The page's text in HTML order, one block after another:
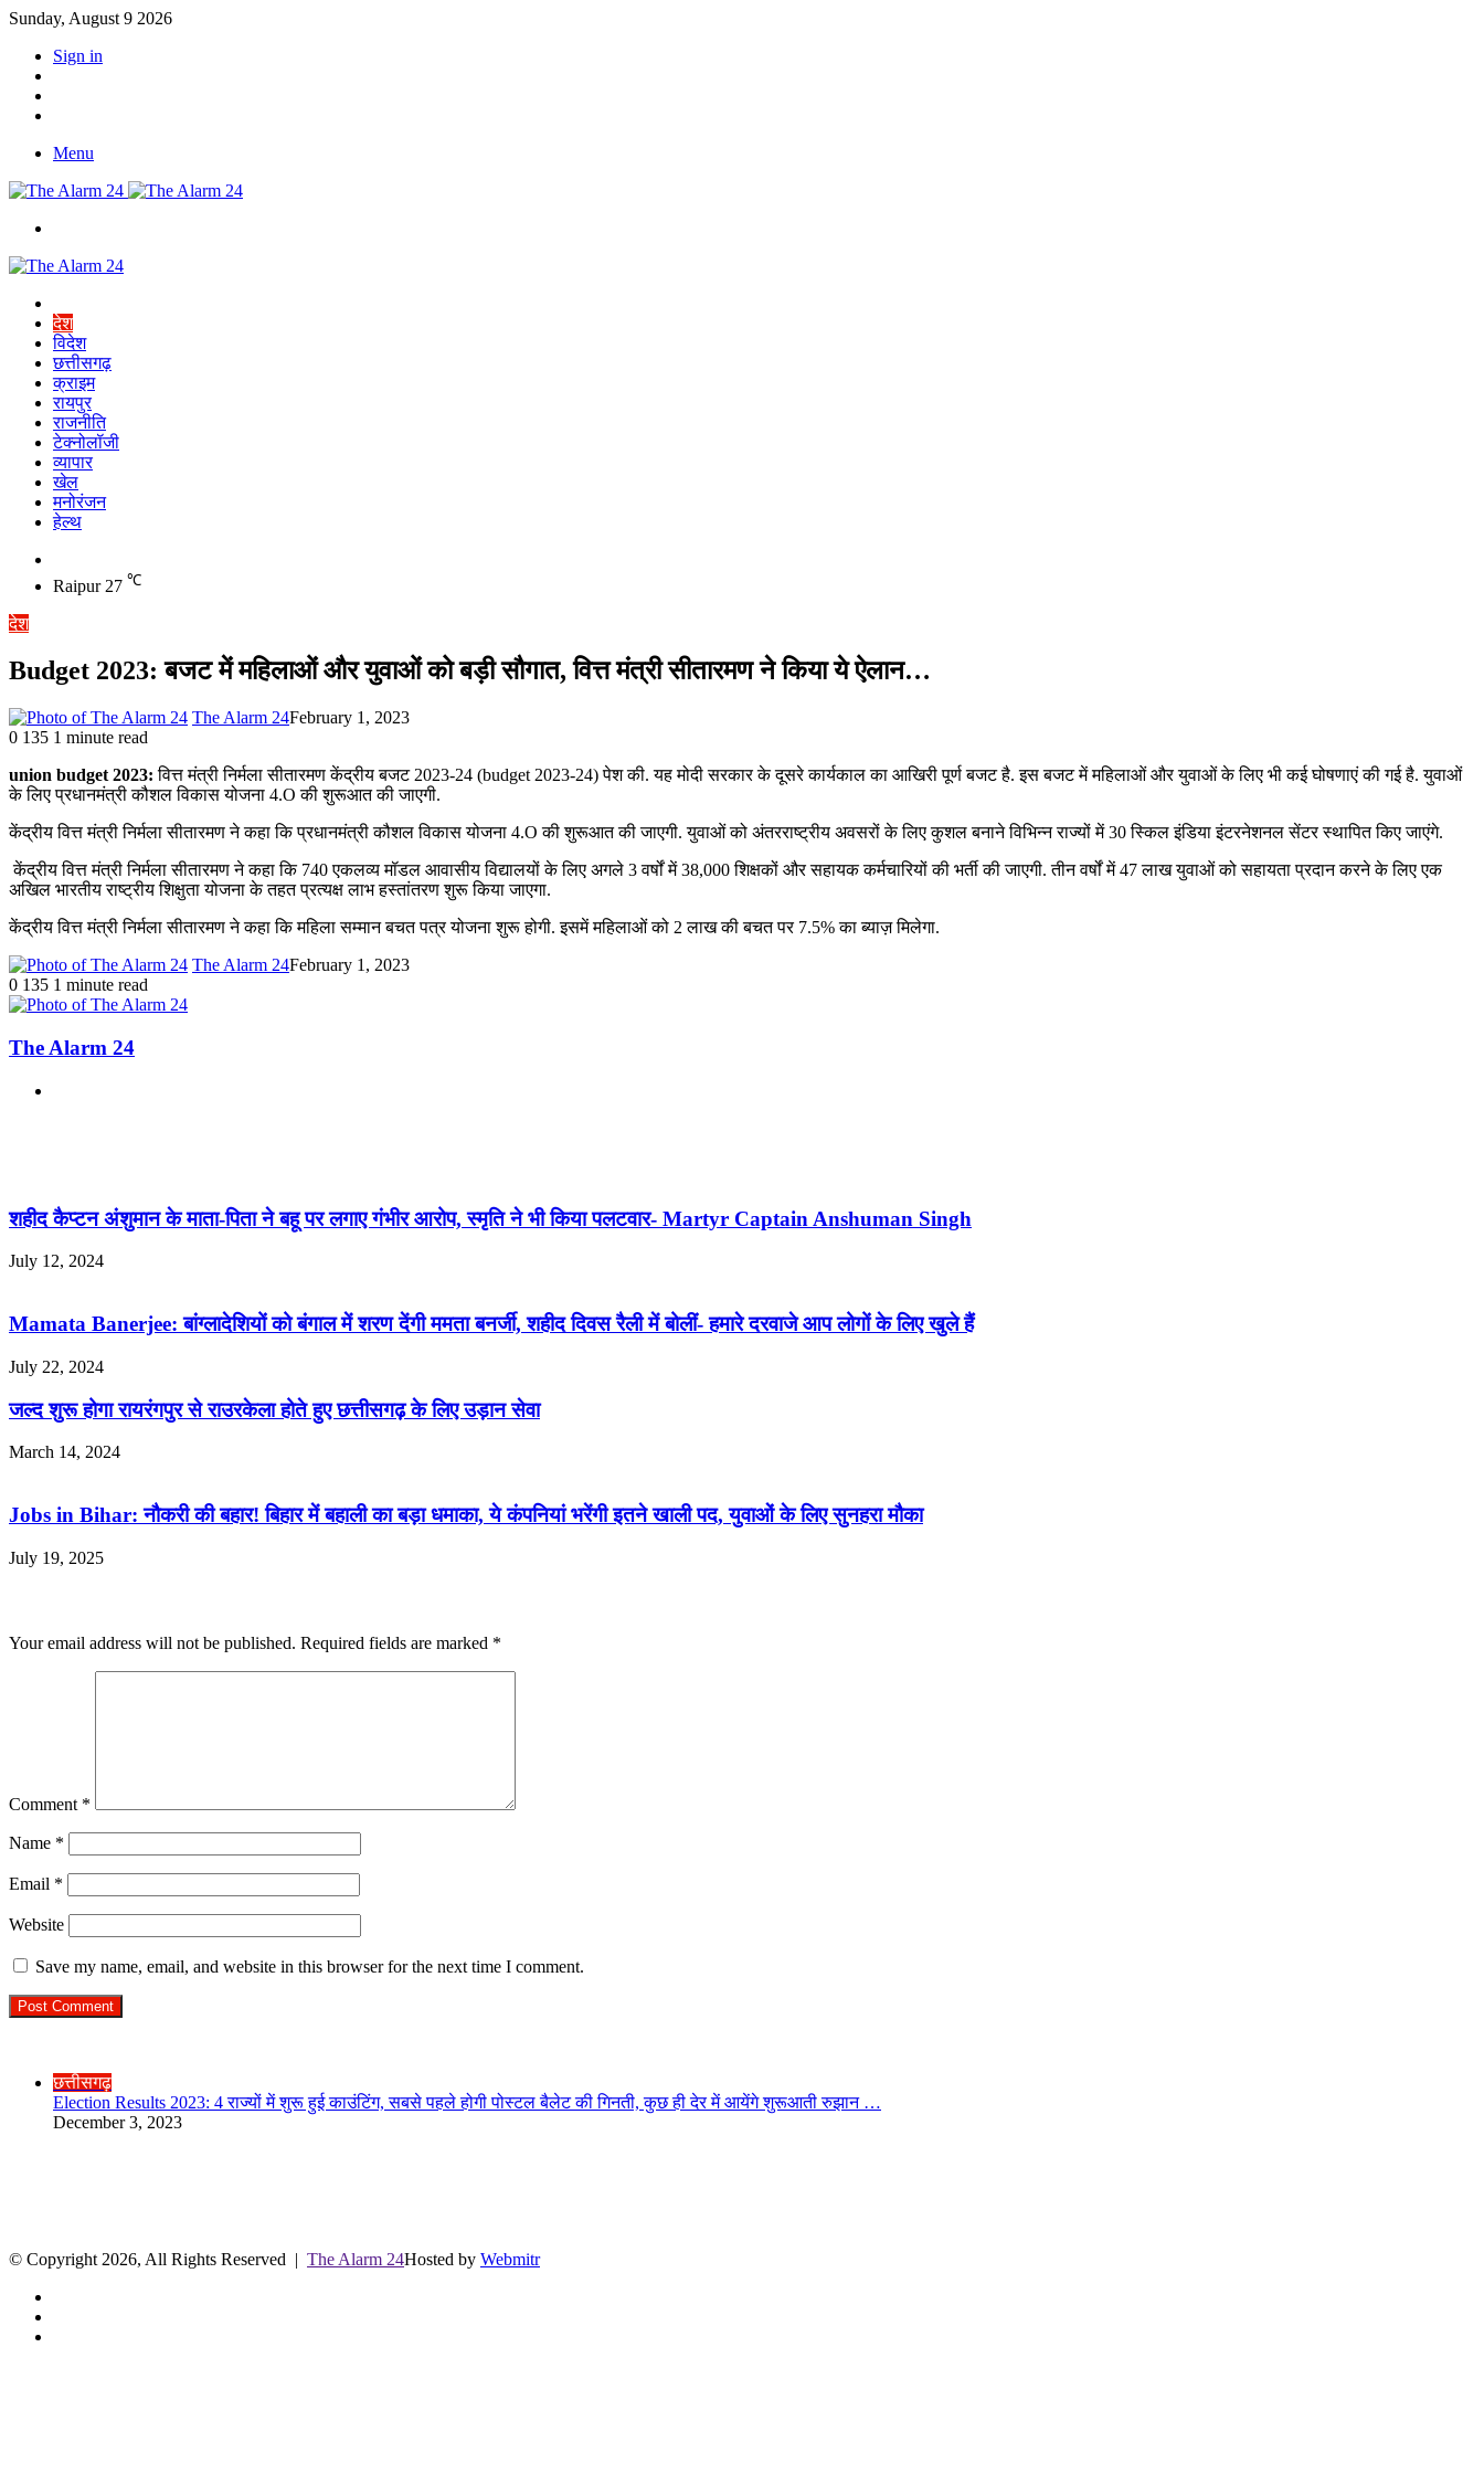
Sunday, August 9 2026
Sign in
Menu
देश
विदेश
छत्तीसगढ़
क्राइम
रायपुर
राजनीति
टेक्नोलॉजी
व्यापार
खेल
मनोरंजन
हेल्थ
skin
Raipur 27 ℃
देश
Budget 2023: बजट में महिलाओं और युवाओं को बड़ी सौगात, वित्त मंत्री सीतारमण ने किया ये ऐलान…
The Alarm 24February 1, 2023
0 135 1 minute read
union budget 2023:वित्त मंत्री निर्मला सीतारमण केंद्रीय बजट 2023-24 (budget 2023-24) पेश की. यह मोदी सरकार के दूसरे कार्यकाल का आखिरी पूर्ण बजट है. इस बजट में महिलाओं और युवाओं के लिए भी कई घोषणाएं की गई है. युवाओं
के लिए प्रधानमंत्री कौशल विकास योजना 4.O की शुरूआत की जाएगी.
केंद्रीय वित्त मंत्री निर्मला सीतारमण ने कहा कि प्रधानमंत्री कौशल विकास योजना 4.O की शुरूआत की जाएगी. युवाओं को अंतरराष्ट्रीय अवसरों के लिए कुशल बनाने विभिन्न राज्यों में 30 स्किल इंडिया इंटरनेशनल सेंटर स्थापित किए जाएंगे.
केंद्रीय वित्त मंत्री निर्मला सीतारमण ने कहा कि 740 एकलव्य मॉडल आवासीय विद्यालयों के लिए अगले 3 वर्षों में 38,000 शिक्षकों और सहायक कर्मचारियों की भर्ती की जाएगी. तीन वर्षों में 47 लाख युवाओं को सहायता प्रदान करने के लिए एक
अखिल भारतीय राष्ट्रीय शिक्षुता योजना के तहत प्रत्यक्ष लाभ हस्तांतरण शुरू किया जाएगा.
केंद्रीय वित्त मंत्री निर्मला सीतारमण ने कहा कि महिला सम्मान बचत पत्र योजना शुरू होगी. इसमें महिलाओं को 2 लाख की बचत पर 7.5% का ब्याज़ मिलेगा.
The Alarm 24February 1, 2023
0 135 1 minute read
The Alarm 24
शहीद कैप्टन अंशुमान के माता-पिता ने बहू पर लगाए गंभीर आरोप, स्मृति ने भी किया पलटवार- Martyr Captain Anshuman Singh
July 12, 2024
Mamata Banerjee: बांग्लादेशियों को बंगाल में शरण देंगी ममता बनर्जी, शहीद दिवस रैली में बोलीं- हमारे दरवाजे आप लोगों के लिए खुले हैं
July 22, 2024
जल्द शुरू होगा रायरंगपुर से राउरकेला होते हुए छत्तीसगढ़ के लिए उड़ान सेवा
March 14, 2024
Jobs in Bihar: नौकरी की बहार! बिहार में बहाली का बड़ा धमाका, ये कंपनियां भरेंगी इतने खाली पद, युवाओं के लिए सुनहरा मौका
July 19, 2025
Your email address will not be published. Required fields are marked *
Comment *
Name *
Email *
Website
Save my name, email, and website in this browser for the next time I comment.
छत्तीसगढ़
Election Results 2023: 4 राज्यों में शुरू हुई काउंटिंग, सबसे पहले होगी पोस्टल बैलेट की गिनती, कुछ ही देर में आयेंगे शुरूआती रुझान …
December 3, 2023
© Copyright 2026, All Rights Reserved | The Alarm 24Hosted by Webmitr